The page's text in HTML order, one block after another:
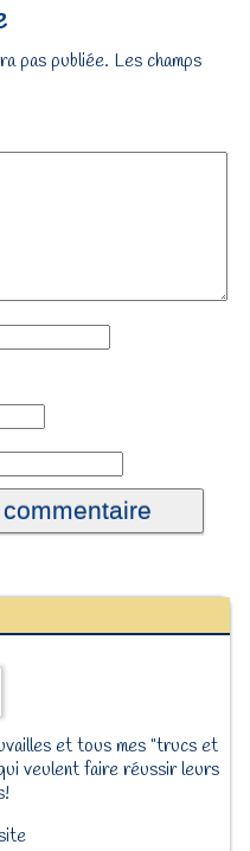
pas publiée. Les champs
et tous mes "trucs et
veulent faire réussir leurs